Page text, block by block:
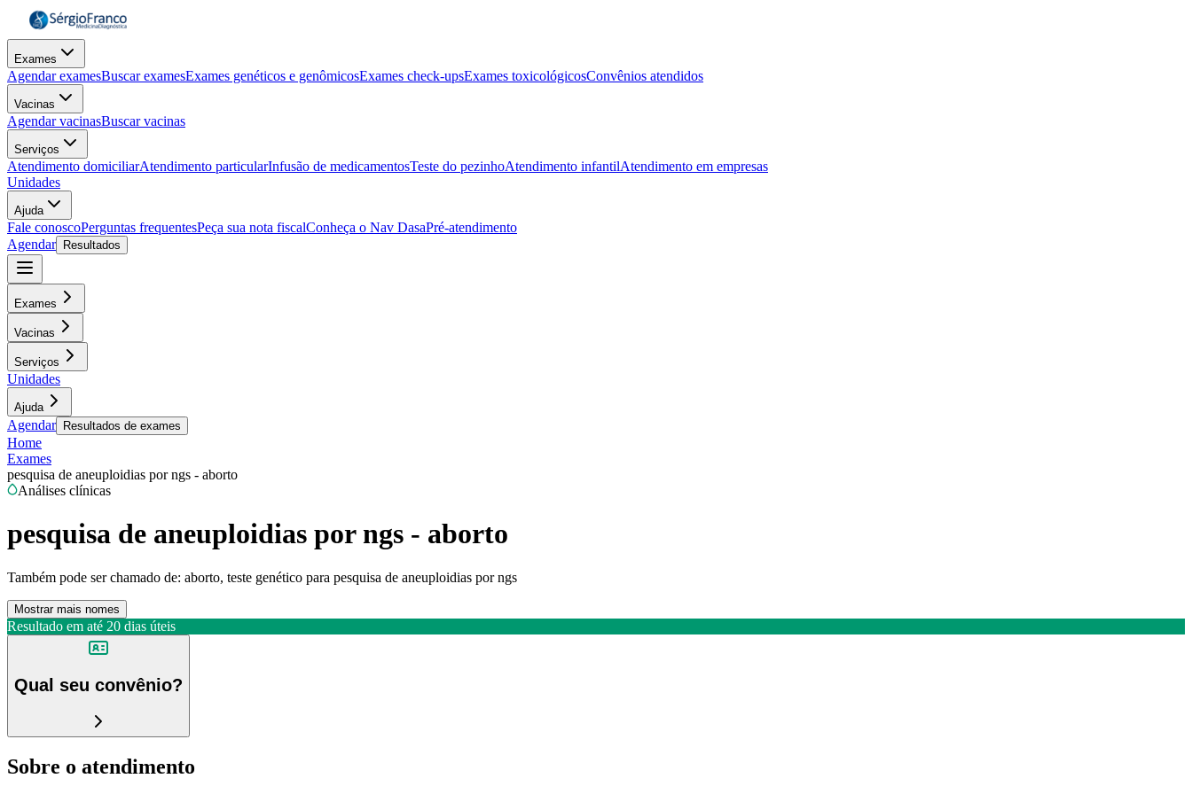
Exames
Agendar examesBuscar examesExames genéticos e genômicosExames check-upsExames toxicológicosConvênios atendidos
Vacinas
Agendar vacinasBuscar vacinas
Serviços
Atendimento domiciliarAtendimento particularInfusão de medicamentosTeste do pezinhoAtendimento infantilAtendimento em empresas
Unidades
Ajuda
Fale conoscoPerguntas frequentesPeça sua nota fiscalConheça o Nav DasaPré-atendimento
Agendar
Resultados
Exames
Vacinas
Serviços
Unidades
Ajuda
Agendar Resultados de exames
Home
Exames
pesquisa de aneuploidias por ngs - aborto
Análises clínicas
pesquisa de aneuploidias por ngs - aborto
Também pode ser chamado de: aborto, teste genético para pesquisa de aneuploidias por ngs
Mostrar mais nomes
Resultado em até 20 dias úteis
Qual seu convênio?
Sobre o atendimento